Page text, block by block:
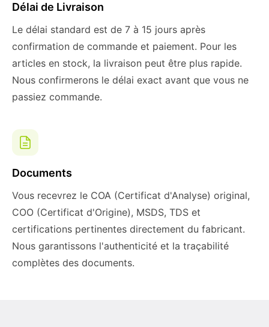
Délai de Livraison
Le délai standard est de 7 à 15 jours après
confirmation de commande et paiement. Pour les
articles en stock, la livraison peut être plus rapide.
Nous confirmerons le délai exact avant que vous ne
passiez commande.
Documents
Vous recevrez le COA (Certificat d'Analyse) original,
COO (Certificat d'Origine), MSDS, TDS et
certifications pertinentes directement du fabricant.
Nous garantissons l'authenticité et la traçabilité
complètes des documents.